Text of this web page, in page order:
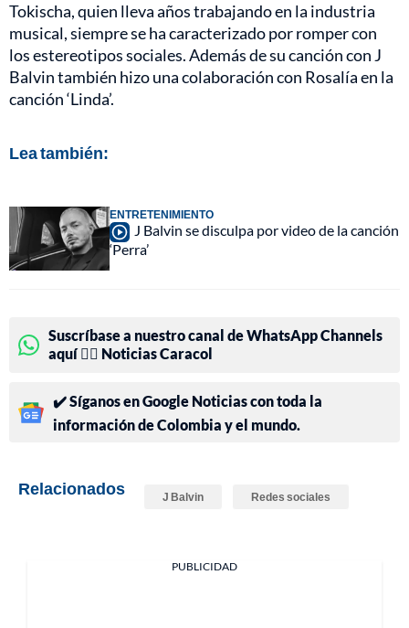
Tokischa, quien lleva años trabajando en la industria
musical, siempre se ha caracterizado por romper con
los estereotipos sociales. Además de su canción con J
Balvin también hizo una colaboración con Rosalía en la
canción ‘Linda’.
Lea también:
ENTRETENIMIENTO
J Balvin se disculpa por video de la canción
‘Perra’
Suscríbase a nuestro canal de WhatsApp Channels
aquí 👉🏻 Noticias Caracol
✔️ Síganos en Google Noticias con toda la
información de Colombia y el mundo.
Relacionados J Balvin Redes sociales
PUBLICIDAD